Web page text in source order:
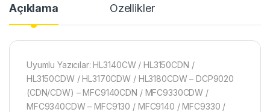
Açıklama Özellikler
Uyumlu Yazıcılar: HL3140CW / HL3150CDN /
HL3150CDW / HL3170CDW / HL3180CDW – DCP9020
(CDN/CDW) – MFC9140CDN / MFC9330CDW /
MFC9340CDW – MFC9130 / MFC9140 / MFC9330 /